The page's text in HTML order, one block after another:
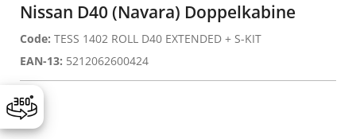
Nissan D40 (Navara) Doppelkabine
Code: TESS 1402 ROLL D40 EXTENDED + S-KIT
EAN-13: 5212062600424